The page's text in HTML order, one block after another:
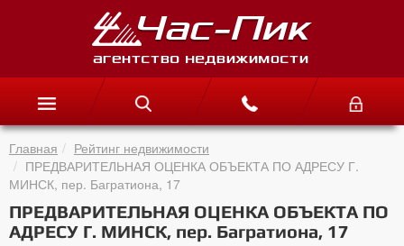
Главная
Рейтинг недвижимости
ПРЕДВАРИТЕЛЬНАЯ ОЦЕНКА ОБЪЕКТА ПО АДРЕСУ Г.
МИНСК, пер. Багратиона, 17
ПРЕДВАРИТЕЛЬНАЯ ОЦЕНКА ОБЪЕКТА ПО
АДРЕСУ Г. МИНСК, пер. Багратиона, 17